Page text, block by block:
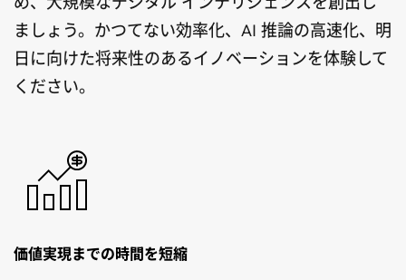
ましょう。かつてない効率化、AI 推論の高速化、明
日に向けた将来性のあるイノベーションを体験して
ください。
価値実現までの時間を短縮